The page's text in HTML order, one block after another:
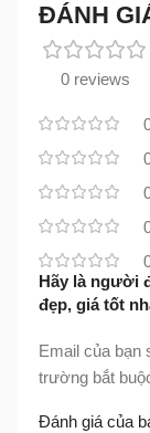
ĐÁNH
0 reviews
Hãy là người
đẹp, giá tốt
Email của bạn
trường bắt
Đánh giá của